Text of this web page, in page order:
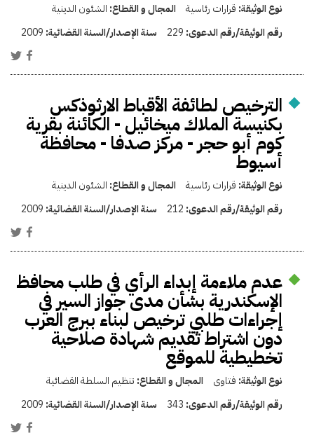
نوع الوثيقة: قرارات رئاسية المجال و القطاع: الشئون الدينية
رقم الوثيقة/رقم الدعوى: 229 سنة الإصدار/السنة القضائية: 2009
الترخيص لطائفة الأقباط الارثوذكس
بكنيسة الملاك ميخائيل - الكائنة بقرية
كوم أبو حجر - مركز صدفا - محافظة
أسيوط
نوع الوثيقة: قرارات رئاسية المجال و القطاع: الشئون الدينية
رقم الوثيقة/رقم الدعوى: 212 سنة الإصدار/السنة القضائية: 2009
عدم ملاءمة إبداء الرأي في طلب محافظ
الإسكندرية بشأن مدى جواز السير في
إجراءات طلبي ترخيص لبناء ببرج العرب
دون اشتراط تقديم شهادة صلاحية
تخطيطية للموقع
نوع الوثيقة: فتاوى المجال و القطاع: تنظيم السلطة القضائية
رقم الوثيقة/رقم الدعوى: 343 سنة الإصدار/السنة القضائية: 2009